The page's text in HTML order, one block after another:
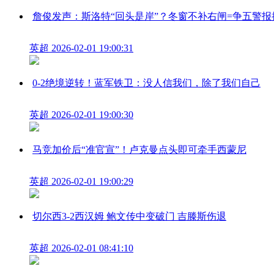
詹俊发声：斯洛特“回头是岸”？冬窗不补右闸=争五警报
英超 2026-02-01 19:00:31
0-2绝境逆转！蓝军铁卫：没人信我们，除了我们自己
英超 2026-02-01 19:00:30
马竞加价后“准官宣”！卢克曼点头即可牵手西蒙尼
英超 2026-02-01 19:00:29
切尔西3-2西汉姆 鲍文传中变破门 吉滕斯伤退
英超 2026-02-01 08:41:10